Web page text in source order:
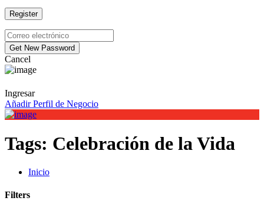
Cancel
Ingresar
Añadir Perfil de Negocio
Tags: Celebración de la Vida
Inicio
Filters